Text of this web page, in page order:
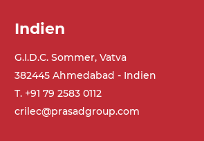
Indien
G.I.D.C. Sommer, Vatva
382445 Ahmedabad - Indien
T. +91 79 2583 0112
crilec@prasadgroup.com